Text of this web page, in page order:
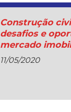
Construção
desafios e
mercado
11/05/2020